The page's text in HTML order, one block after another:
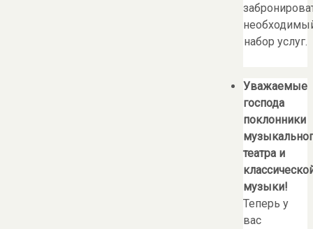
набор услуг.
Уважаемые
господа
поклонники
театра и
музыки!
Теперь у
вас